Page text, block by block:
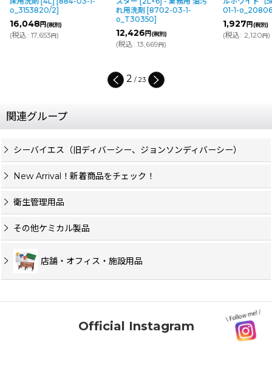
れ用洗剤 [8702-03-1-
o_T30350
12,426円(税別)
01-1-o_20806]
1,927 (税別)
(税込: 2,120円)
[2L×4] - 業務
ール専用定期
[5776-03-1-
20,080
3 / 23
関連グループ
シーバイエス（旧ディバーシー、ジョンソンディバーシー）
New Arrival！新着商品をチェック！
衛生管理用品
その他ケミカル製品
店舗・オフィス・施設用品
Official Instagram